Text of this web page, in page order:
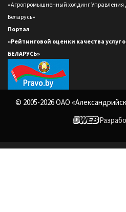
«Агропромышненный холдинг Управления
Беларусь»
Портал
«Рейтинговой оценки качества
БЕЛАРУСЬ»
© 2005-2026 ОАО